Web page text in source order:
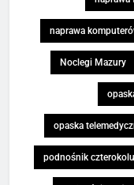
naprawa
Noclegi Mazury
opaska
podnośnik